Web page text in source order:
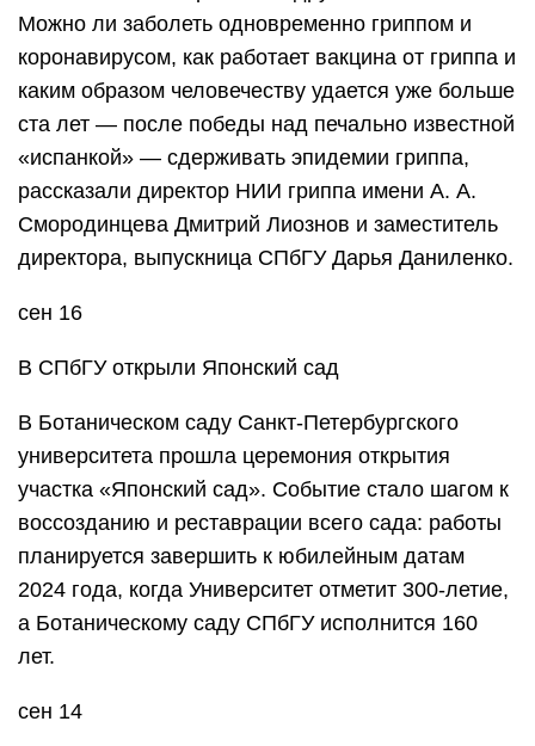
Можно ли заболеть одновременно гриппом и
коронавирусом, как работает вакцина от гриппа и
каким образом человечеству удается уже больше
ста лет — после победы над печально известной
«испанкой» — сдерживать эпидемии гриппа,
рассказали директор НИИ гриппа имени А. А.
Смородинцева Дмитрий Лиознов и заместитель
директора, выпускница СПбГУ Дарья Даниленко.
сен 16
В СПбГУ открыли Японский сад
В Ботаническом саду Санкт-Петербургского
университета прошла церемония открытия
участка «Японский сад». Событие стало шагом к
воссозданию и реставрации всего сада: работы
планируется завершить к юбилейным датам
2024 года, когда Университет отметит 300-летие,
а Ботаническому саду СПбГУ исполнится 160
лет.
сен 14